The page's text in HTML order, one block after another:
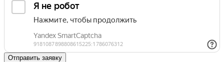
Отправить заявку